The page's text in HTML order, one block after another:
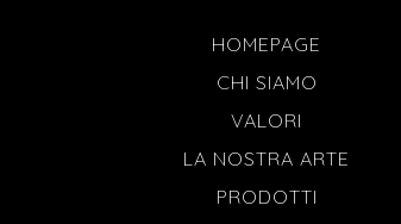
HOMEPAGE
CHI SIAMO
VALORI
LA NOSTRA ARTE
PRODOTTI